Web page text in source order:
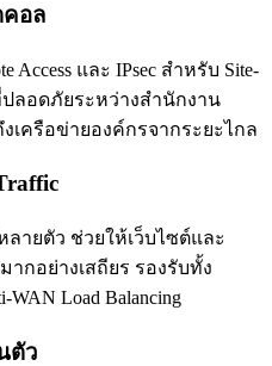
คอล
Access และ IPsec สำหรับ Site-
ปลอดภัยระหว่างสำนักงาน
เครือข่ายองค์กรจากระยะไกล
ลายตัว ช่วยให้เว็บไซต์และ
กอย่างเสถียร รองรับทั้ง
WAN Load Balancing
ตัว